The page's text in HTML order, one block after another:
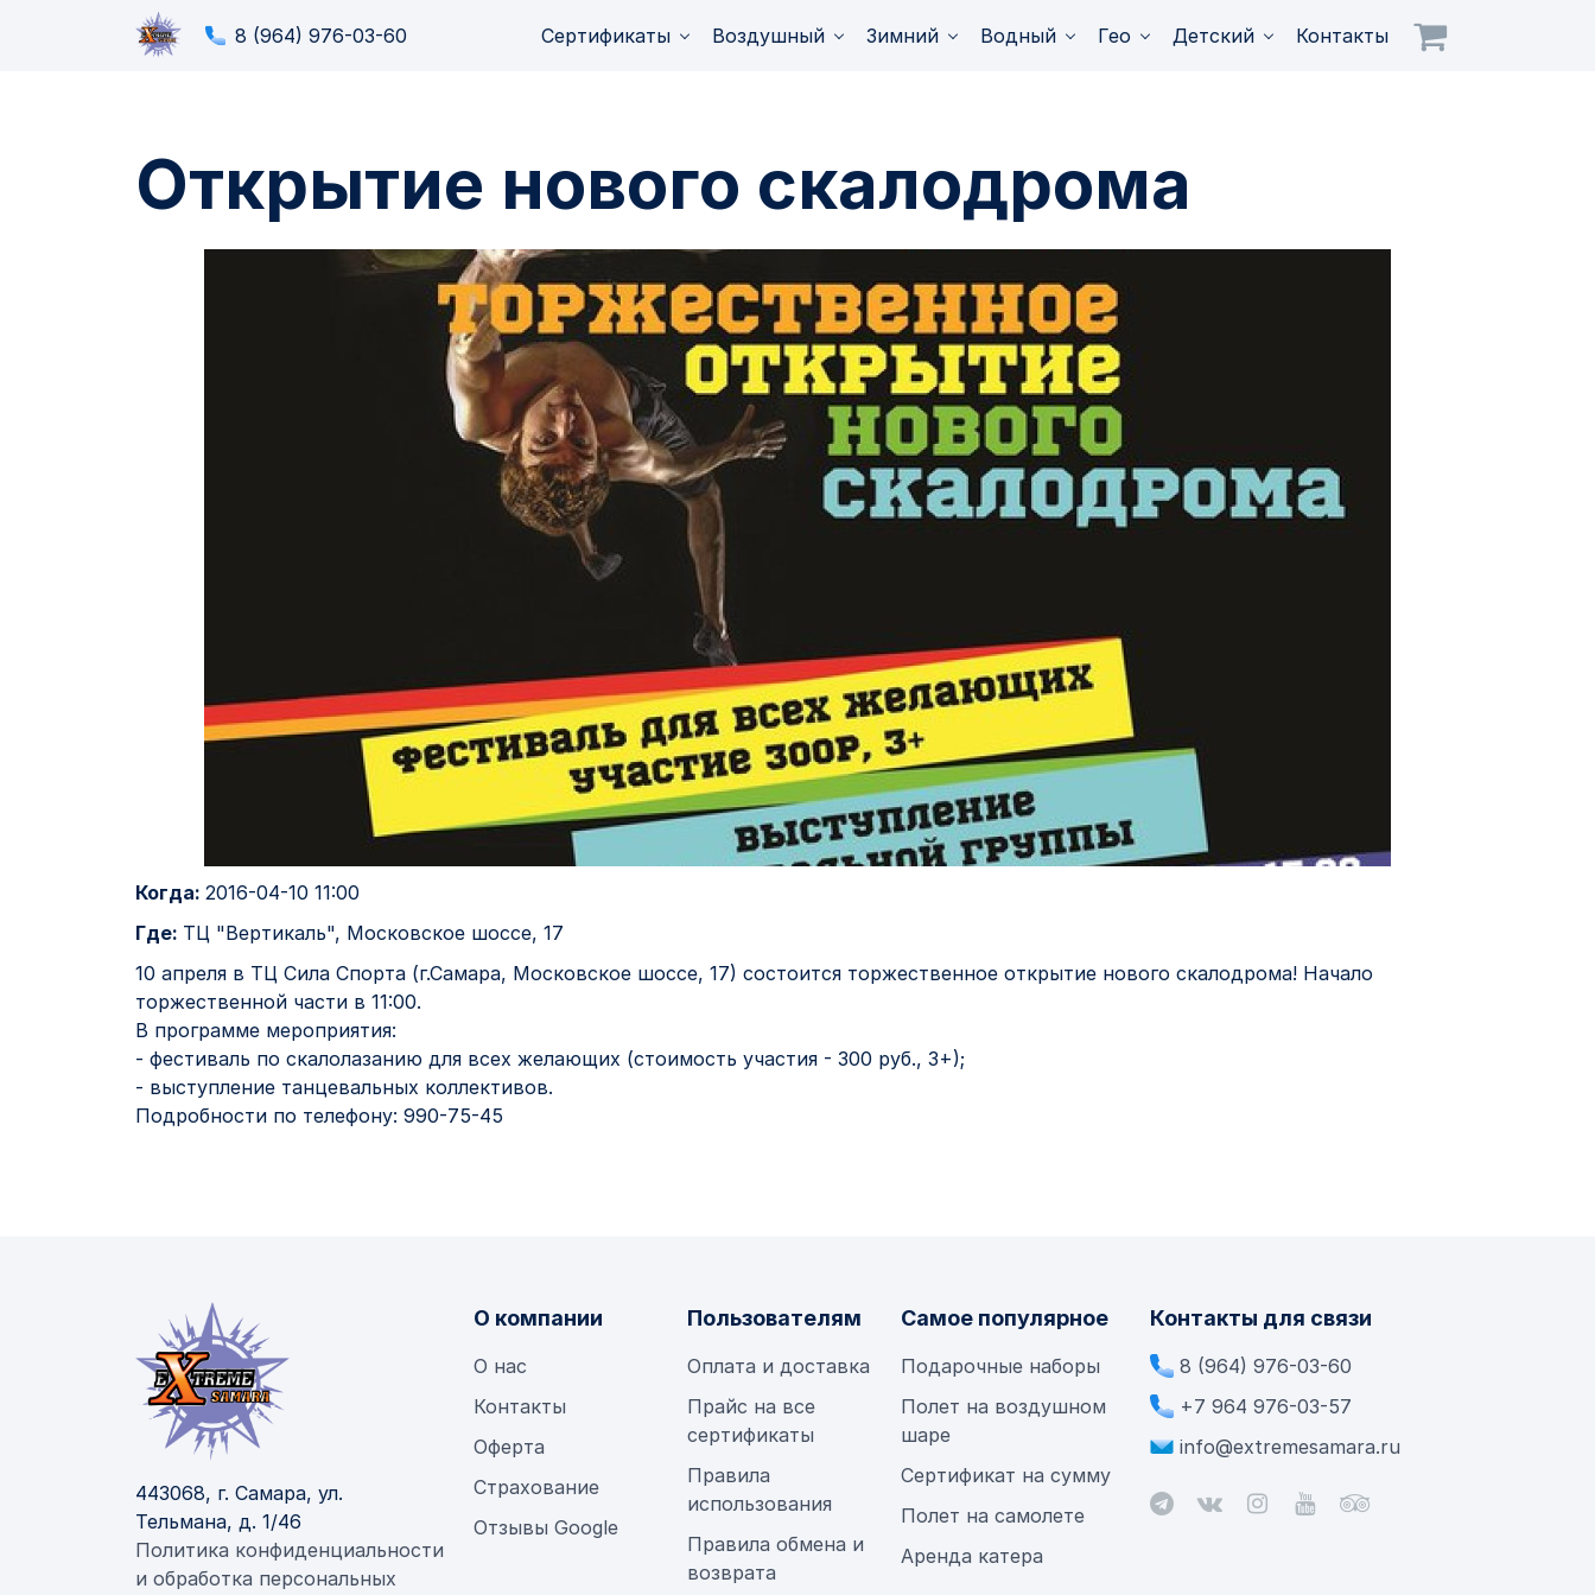
8 (964) 976-03-60 Сертификаты Воздушный Зимний Водный Гео Детский Контакты
Открытие нового скалодрома
Когда: 2016-04-10 11:00
Где: ТЦ "Вертикаль", Московское шоссе, 17
10 апреля в ТЦ Сила Спорта (г.Самара, Московское шоссе, 17) состоится торжественное открытие нового скалодрома! Начало
торжественной части в 11:00.
В программе мероприятия:
- фестиваль по скалолазанию для всех желающих (стоимость участия - 300 руб., 3+);
- выступление танцевальных коллективов.
Подробности по телефону: 990-75-45
443068, г. Самара, ул.
Тельмана, д. 1/46
Политика конфиденциальности
и обработка персональных
О компании
О нас
Контакты
Оферта
Страхование
Отзывы Google
Пользователям
Оплата и доставка
Прайс на все
сертификаты
Правила
использования
Правила обмена и
возврата
Самое популярное
Подарочные наборы
Полет на воздушном
шаре
Сертификат на сумму
Полет на самолете
Аренда катера
Контакты для связи
8 (964) 976-03-60
+7 964 976-03-57
info@extremesamara.ru